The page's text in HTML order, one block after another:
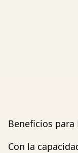
Beneficios para
Con la